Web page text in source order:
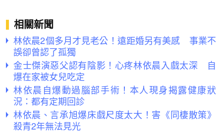
相關新聞
林依晨2個多月才見老公！遠距婚另有美感 事業不
誤卻曾認了孤獨
金士傑演惡父認有陰影！心疼林依晨入戲太深 自
爆在家被女兒吃定
林依晨自爆動過腦部手術！本人現身揭露健康狀
況：都有定期回診
林依晨、言承旭爆床戲尺度太大！害《同棲散策》
殺青2年無法見光